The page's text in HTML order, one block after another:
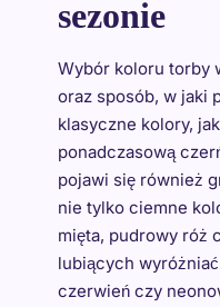
sezonie
Wybór koloru torby
oraz sposób, w jaki
klasyczne kolory,
ponadczasową
pojawi się również
nie tylko ciemne
mięta, pudrowy róż
lubiących
czerwień czy